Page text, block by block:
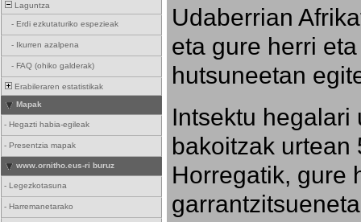
Laguntza
- Erdi ezkutaturiko espezieak
- Ikurren azalpena
- FAQ (ohiko galderak)
Erabileraren estatistikak
Mapak
- Hegazti habia-egileak
- Presentzia mapak
www.ornitho.eus-ri buruz
- Legezkotasuna
- Harremanetarako
Udaberrian
eta gure herri
hutsuneetan
Intsektu hegalari
bakoitzak urtean
Horregatik, gure